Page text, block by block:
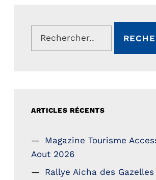
Rechercher :
ARTICLES RÉCENTS
Magazine Tourisme
Aout 2026
Rallye Aicha des